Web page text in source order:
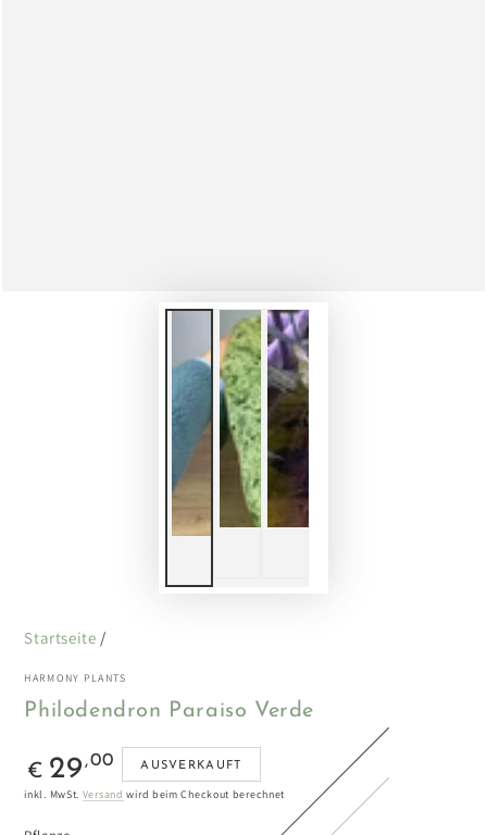
Startseite /
HARMONY PLANTS
Philodendron Paraiso Verde
Regulärer
Preis
€ 29,00 AUSVERKAUFT
inkl. MwSt. Versand wird beim Checkout berechnet